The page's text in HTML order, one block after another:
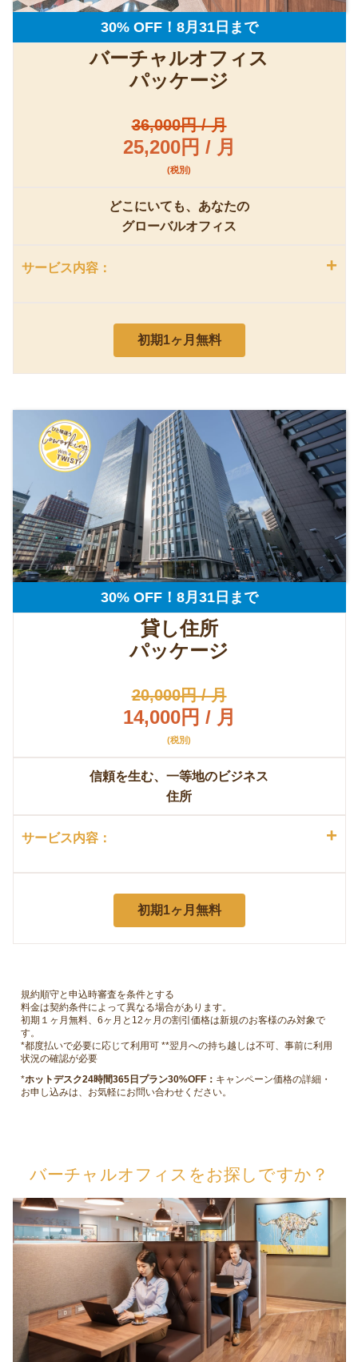
30% OFF！8月31日まで
バーチャルオフィス
パッケージ
36,000円 / 月
25,200円 / 月
(税別)
どこにいても、あなたの
グローバルオフィス
サービス内容： +
初期1ヶ月無料
30% OFF！8月31日まで
貸し住所
パッケージ
20,000円 / 月
14,000円 / 月
(税別)
信頼を生む、一等地のビジネス
住所
サービス内容： +
初期1ヶ月無料
規約順守と申込時審査を条件とする
料金は契約条件によって異なる場合があります。
初期１ヶ月無料、6ヶ月と12ヶ月の割引価格は新規のお客様のみ対象で
す。
*都度払いで必要に応じて利用可 **翌月への持ち越しは不可、事前に利用
状況の確認が必要
*ホットデスク24時間365日プラン30%OFF： キャンペーン価格の詳細・
お申し込みは、お気軽にお問い合わせください。
バーチャルオフィスをお探しですか？